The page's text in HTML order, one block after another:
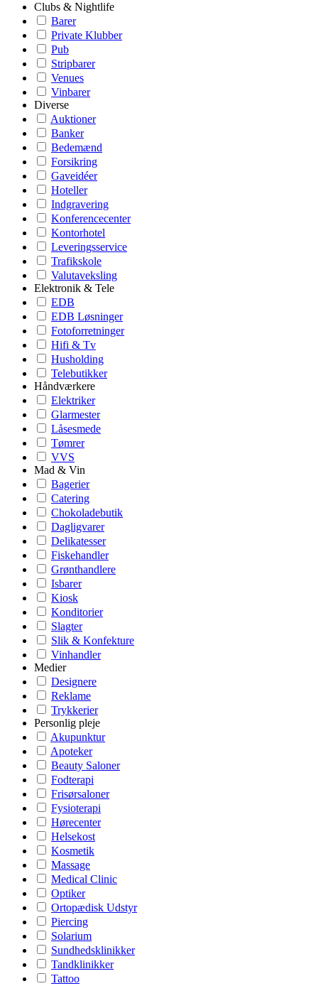
Clubs & Nightlife
Barer
Private Klubber
Pub
Stripbarer
Venues
Vinbarer
Diverse
Auktioner
Banker
Bedemænd
Forsikring
Gaveidéer
Hoteller
Indgravering
Konferencecenter
Kontorhotel
Leveringsservice
Trafikskole
Valutaveksling
Elektronik & Tele
EDB
EDB Løsninger
Fotoforretninger
Hifi & Tv
Husholding
Telebutikker
Håndværkere
Elektriker
Glarmester
Låsesmede
Tømrer
VVS
Mad & Vin
Bagerier
Catering
Chokoladebutik
Dagligvarer
Delikatesser
Fiskehandler
Grønthandlere
Isbarer
Kiosk
Konditorier
Slagter
Slik & Konfekture
Vinhandler
Medier
Designere
Reklame
Trykkerier
Personlig pleje
Akupunktur
Apoteker
Beauty Saloner
Fodterapi
Frisørsaloner
Fysioterapi
Hørecenter
Helsekost
Kosmetik
Massage
Medical Clinic
Optiker
Ortopædisk Udstyr
Piercing
Solarium
Sundhedsklinikker
Tandklinikker
Tattoo